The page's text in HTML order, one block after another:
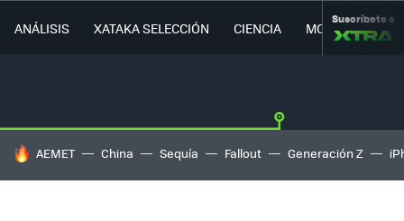
ANÁLISIS XATAKA SELECCIÓN CIENCIA MOVILIDAD
Suscríbete a
HOY SE HABLA DE
AEMET China Sequía Fallout Generación Z